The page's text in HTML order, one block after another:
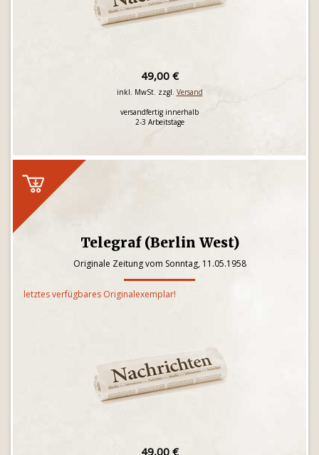
49,00 €
inkl. MwSt. zzgl. Versand
versandfertig innerhalb
2-3 Arbeitstage
Telegraf (Berlin West)
Originale Zeitung vom Sonntag, 11.05.1958
letztes verfügbares Originalexemplar!
49,00 €